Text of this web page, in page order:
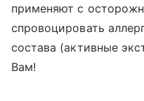
применяют с
спровоцировать
состава (активные
Вам!